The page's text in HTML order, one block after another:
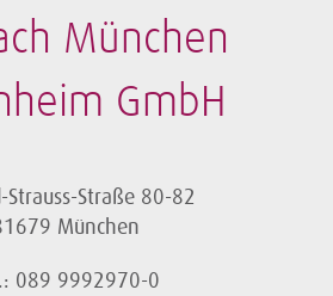
München
GmbH
Strauss-Straße 80-82
München
089 9992970-0